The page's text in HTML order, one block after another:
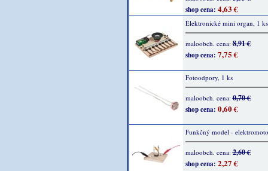
shop cena: 4,63 €
Elektronické mini organ, 1 ks
maloobch. cena:8,91 €
shop cena: 7,75 €
Fotoodpory, 1 ks
maloobch. cena:0,70 €
shop cena: 0,60 €
Funkčný model -
maloobch. cena:2,60 €
shop cena: 2,27 €